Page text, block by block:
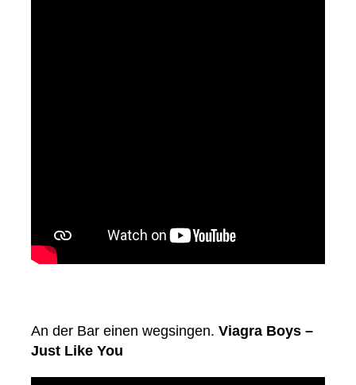
An der Bar einen wegsingen. Viagra Boys –
Just Like You